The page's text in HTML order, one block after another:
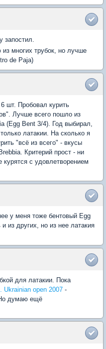
запостил.
многих трубок, но лучше
de Paja)
шт. Пробовал курить
Лучше всего пошло из
(Egg Bent 3/4). Год выбирал,
латакии. На сколько я
"всё из всего" - вкусы
Критерий прост - ни
курятся с удовлетворением
у меня тоже бентовый Egg
из других, но из нее латакия
для латакии. Пока
Ukrainian open 2007 -
думаю ещё